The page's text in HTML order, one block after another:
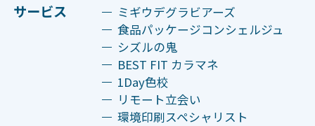
サービス
ミギウデグラビアーズ
食品パッケージコンシェルジュ
シズルの鬼
BEST FIT カラマネ
1Day色校
リモート立会い
環境印刷スペシャリスト